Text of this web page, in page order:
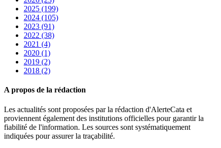
2025 (199)
2024 (105)
2023 (91)
2022 (38)
2021 (4)
2020 (1)
2019 (2)
2018 (2)
A propos de la rédaction
Les actualités sont proposées par la rédaction d'AlerteCata et
proviennent également des institutions officielles pour garantir la
fiabilité de l'information. Les sources sont systématiquement
indiquées pour assurer la traçabilité.